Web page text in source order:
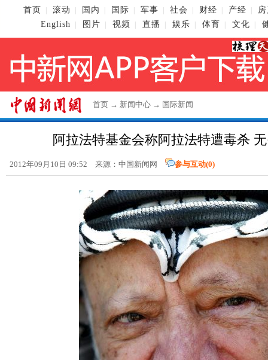
首页 滚动 国内 国际 军事 社会 财经 产经
English
图片 视频 直播 娱乐 体育 文化
首页 → 新闻中心 → 国际新闻
阿拉法特基金会称阿拉法特遭毒杀
2012年09月10日 09:52 来源： 中国新闻网 参与互动(0)